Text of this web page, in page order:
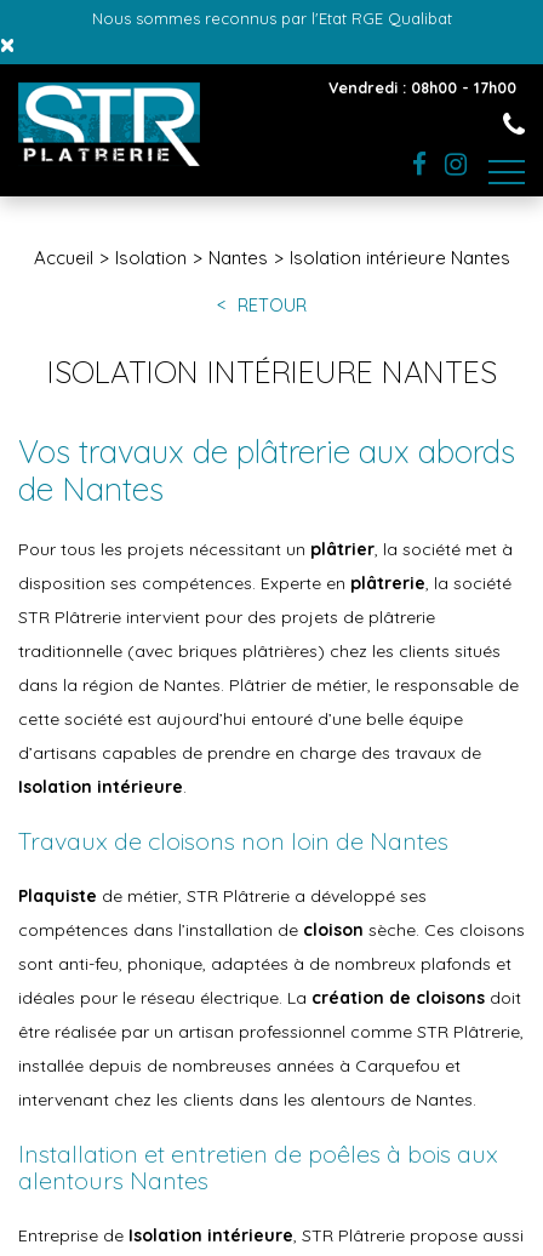
Nous sommes reconnus par l'Etat RGE Qualibat
×
Vendredi : 08h00 - 17h00
Accueil Isolation Nantes Isolation intérieure Nantes
RETOUR
ISOLATION INTÉRIEURE NANTES
Vos travaux de plâtrerie aux abords
de Nantes
Pour tous les projets nécessitant un plâtrier, la société met à
disposition ses compétences. Experte en plâtrerie, la société
STR Plâtrerie intervient pour des projets de plâtrerie
traditionnelle (avec briques plâtrières) chez les clients situés
dans la région de Nantes. Plâtrier de métier, le responsable de
cette société est aujourd’hui entouré d’une belle équipe
d’artisans capables de prendre en charge des travaux de
Isolation intérieure.
Travaux de cloisons non loin de Nantes
Plaquiste de métier, STR Plâtrerie a développé ses
compétences dans l’installation de cloison sèche. Ces cloisons
sont anti-feu, phonique, adaptées à de nombreux plafonds et
idéales pour le réseau électrique. La création de cloisons doit
être réalisée par un artisan professionnel comme STR Plâtrerie,
installée depuis de nombreuses années à Carquefou et
intervenant chez les clients dans les alentours de Nantes.
Installation et entretien de poêles à bois aux
alentours Nantes
Entreprise de Isolation intérieure, STR Plâtrerie propose aussi